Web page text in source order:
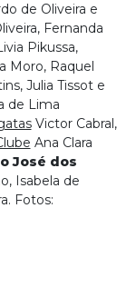
de Oliveira e
Fernanda
Pikussa,
Moro, Raquel
Julia Tissot e
de Lima
Victor Cabral,
Ana Clara
José dos
Isabela de
Fotos: